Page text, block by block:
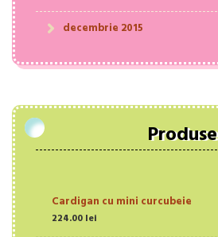
decembrie 2015
Produse
Cardigan cu mini curcubeie
224.00 lei